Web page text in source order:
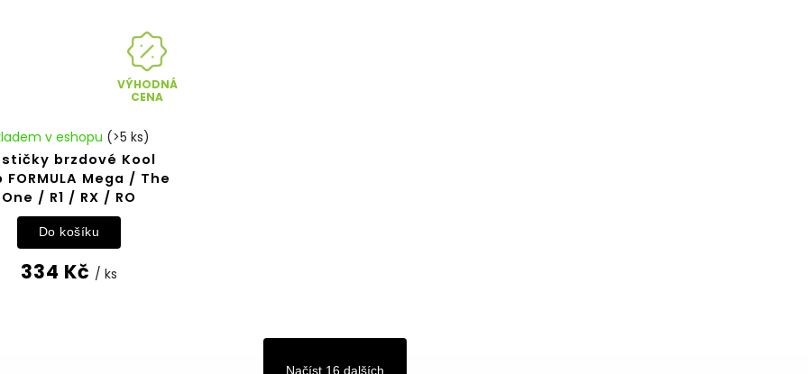
VÝHODNÁ
CENA
brzdové Kool
FORMULA Mega / The
One / R1 / RX / RO
v eshopu (>5 ks)
334 Kč / ks
Do košíku
Načíst 16 dalších